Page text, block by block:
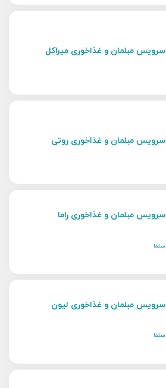
سرویس مبلمان و غذاخوری میراکل
سرویس مبلمان و غذاخوری روتی
سرویس مبلمان و غذاخوری راما
سلما
سرویس مبلمان و غذاخوری لیون
سلما